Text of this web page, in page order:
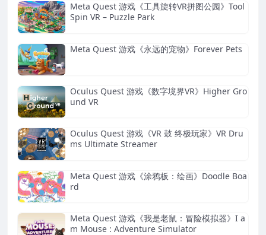
Meta Quest 游戏《工具旋转VR拼图公园》Tool
Spin VR – Puzzle Park
Meta Quest 游戏《永远的宠物》Forever Pets
Oculus Quest 游戏《数字境界VR》Higher Gro
und VR
Oculus Quest 游戏《VR 鼓 终极玩家》VR Dru
ms Ultimate Streamer
Meta Quest 游戏《涂鸦板：绘画》Doodle Boa
rd
Meta Quest 游戏《我是老鼠：冒险模拟器》I a
m Mouse : Adventure Simulator